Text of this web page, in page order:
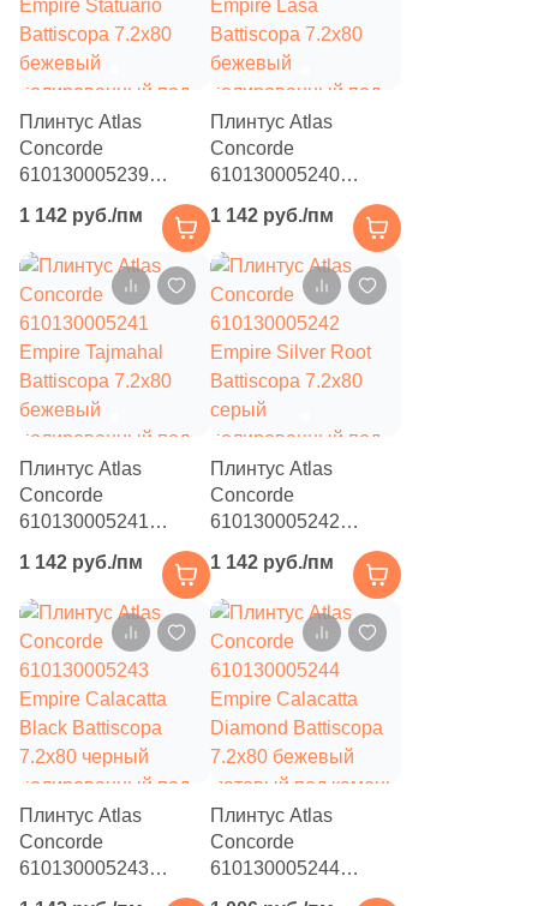
New Trend (215)
Nice Ker (
Novin Ceram (
Ocean Ceramic (272
One Touch ceramic ( 31)
Onlygres (39)
Orinda (6 )
Oset (19
Pamesa Ceramica ( 905)
Panaria (4)
Paradyz ( 73)
Pardis Ceram Pazh (115)
Pars Tile ( 2)
Pastorelli (22)
Peronda (288)
Persepolis Tile ( 63)
Persian Tile (
Petracers (4)
Плинтус Atlas
Concorde
610130005239
Battiscopa 7.2x80
бежевый
полированный под
камень
1 142 руб./пм
Плинтус Atlas
Concorde
610130005240
Battiscopa 7.2x80
бежевый
полированный под
камень
1 142 руб./пм
Плинтус Atlas
Concorde
610130005241
Battiscopa 7.2x80
бежевый
полированный под
камень
1 142 руб./пм
Плинтус Atlas
Concorde
610130005242
Empire Silver Root
Battiscopa 7.2x80
серый
полированный под
камень
1 142 руб./пм
Плинтус Atlas
Concorde
610130005243
Плинтус Atlas
Concorde
610130005244